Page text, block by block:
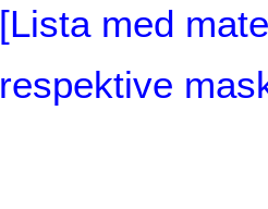
[Lista med
respektive